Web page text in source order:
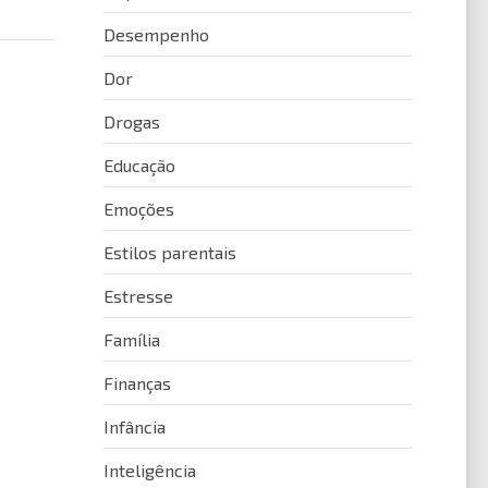
Desempenho
Dor
Drogas
Educação
Emoções
Estilos parentais
Estresse
Família
Finanças
Infância
Inteligência